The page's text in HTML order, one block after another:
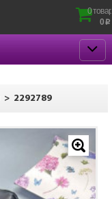
0
0 p
> 2292789